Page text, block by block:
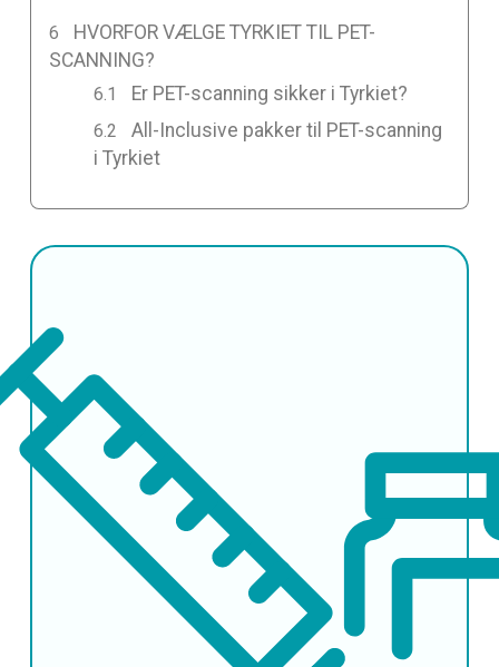
HVORFOR VÆLGE TYRKIET TIL PET-
SCANNING?
Er PET-scanning sikker i Tyrkiet?
All-Inclusive pakker til PET-scanning
i Tyrkiet